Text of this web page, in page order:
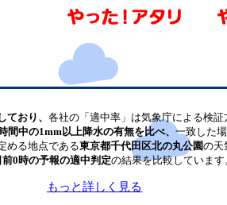
おり、 各社の「適中率」は気象庁による検証
間中の1mm以上降水の有無を比べ、 一致した
める地点である東京都千代田区北の丸公園の天
0時の予報の適中判定の結果を比較しています
もっと詳しく見る